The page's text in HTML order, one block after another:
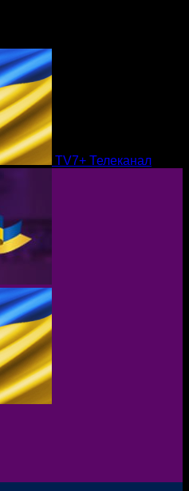
TV7+ Телеканал